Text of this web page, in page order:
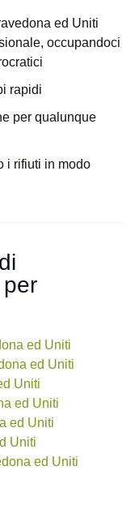
ed Uniti
occupandoci
rapidi
per qualunque
i rifiuti in modo
ed Uniti
ed Uniti
Uniti
ed Uniti
ed Uniti
Uniti
ed Uniti